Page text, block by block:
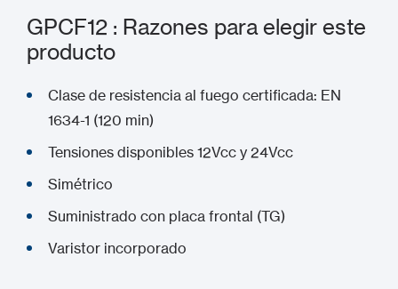
GPCF12 : Razones para elegir este
producto
Clase de resistencia al fuego certificada: EN
1634-1 (120 min)
Tensiones disponibles 12Vcc y 24Vcc
Simétrico
Suministrado con placa frontal (TG)
Varistor incorporado